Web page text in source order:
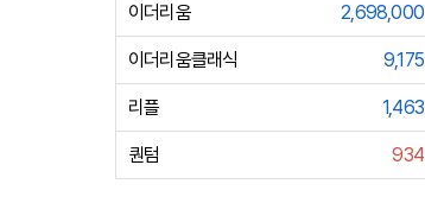
이더리움 2,698,000
이더리움클래식 9,175
리플 1,463
퀀텀 934